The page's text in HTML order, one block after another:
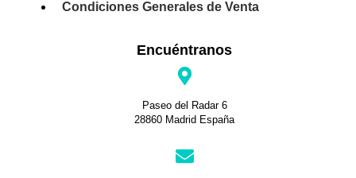
Condiciones Generales de Venta
Encuéntranos
Paseo del Radar 6
28860 Madrid España